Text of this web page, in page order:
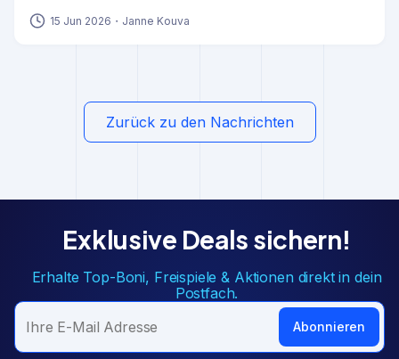
stehen Spielern mehrere Promotions zur Verfügung, die
15 Jun 2026 ・ Janne Kouva
Zurück zu den Nachrichten
Exklusive Deals sichern!
Erhalte Top-Boni, Freispiele & Aktionen direkt in dein
Postfach.
Abonnieren